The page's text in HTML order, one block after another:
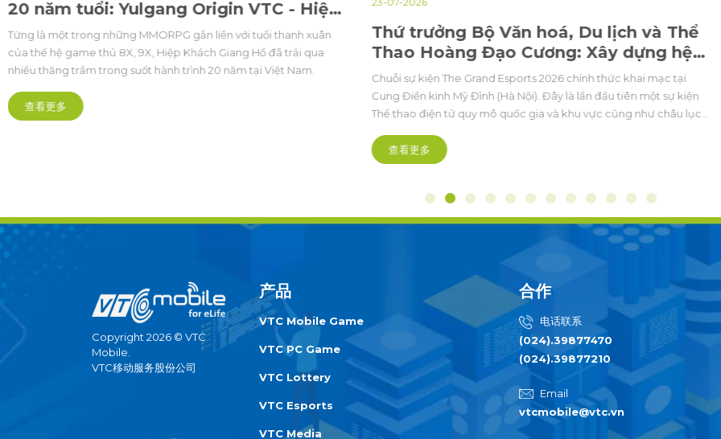
20 năm tuổi: Yulgang Origin VTC - Hiệp
khách PC
Từng là một trong những MMORPG gắn liền với tuổi thanh xuân
của thế hệ game thủ 8X, 9X, Hiệp Khách Giang Hồ đã trải qua
nhiều thăng trầm trong suốt hành trình 20 năm tại Việt Nam.
查看更多
Thứ trưởng Bộ Văn hoá, Du lịch và Thể
Thao Hoàng Đạo Cương: Xây dựng hệ
sinh thái Esports Việt Nam phát triển,
chuyên nghiệp và bền vững
Chuỗi sự kiện The Grand Esports 2026 chính thức khai mạc tại
Cung Điền kinh Mỹ Đình (Hà Nội). Đây là lần đầu tiên một sự kiện
Thể thao điện tử quy mô quốc gia và khu vực cũng như châu lục,
hướng chuyên nghiệp hóa sâu sắc.
查看更多
Copyright 2026 © VTC
Mobile.
VTC移动服务股份公司
产品
VTC Mobile Game
VTC PC Game
VTC Lottery
VTC Esports
VTC Media
合作
电话联系
(024).39877470
(024).39877210
Email
vtcmobile@vtc.vn